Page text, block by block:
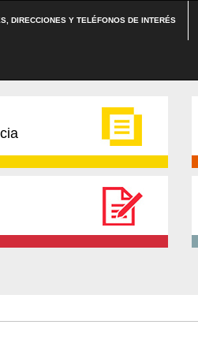
DIRECCIONES Y TELÉFONOS DE INTERÉS